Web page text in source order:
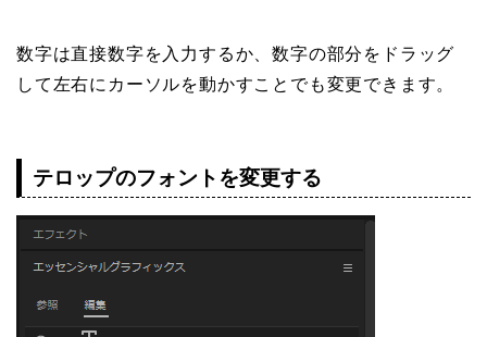
数字は直接数字を入力するか、数字の部分をドラッグ
して左右にカーソルを動かすことでも変更できます。
テロップのフォントを変更する